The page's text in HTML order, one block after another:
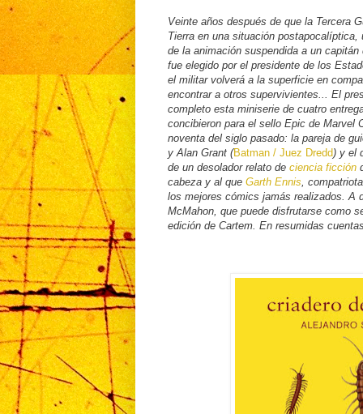
Veinte años después de que la Tercera
Tierra en una situación
de la animación suspendida a un
fue elegido por el presidente de los
el militar volverá a la superficie en
encontrar a otros supervivientes... El
completo esta miniserie de cuatro
concibieron para el sello Epic de Marvel
noventa del siglo pasado: la pareja de
y Alan Grant (Batman / Juez Dredd) y el
de un desolador relato de ciencia ficción
cabeza y al que Garth Ennis,
los mejores cómics jamás realizados. A
McMahon, que puede disfrutarse como
edición de Cartem. En resumidas